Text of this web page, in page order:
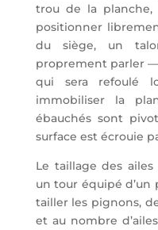
trou de la planche,
positionner
du siège, un
proprement parler —
qui sera refoulé
immobiliser la
ébauchés sont
surface est écrouie
Le taillage des
un tour équipé d’un
tailler les pignons,
et au nombre